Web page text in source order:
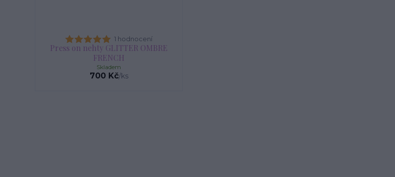
1 hodnocení
Press on nehty GLITTER OMBRE
FRENCH
700 Kč/ks
Skladem